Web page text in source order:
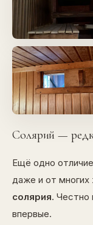
Солярий —
Ещё одно
даже и от
солярия. Честно
впервые.